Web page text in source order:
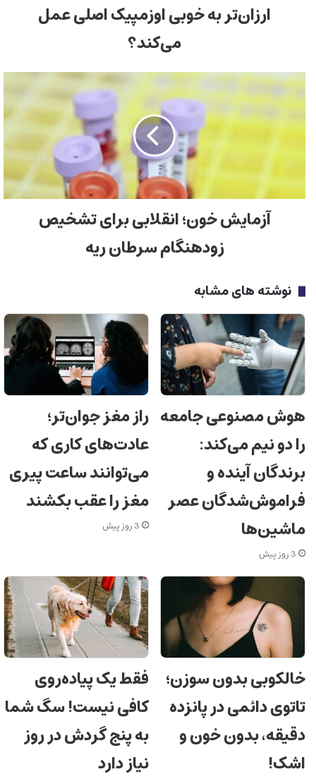
ارزان‌تر به خوبی اوزمپیک اصلی عمل
می‌کند؟
آزمایش خون؛ انقلابی برای تشخیص
زودهنگام سرطان ریه
نوشته های مشابه
هوش مصنوعی جامعه
را دو نیم می‌کند:
برندگان آینده و
فراموش‌شدگان عصر
ماشین‌ها
3 روز پیش
راز مغز جوان‌تر؛
عادت‌های کاری که
می‌توانند ساعت پیری
مغز را عقب بکشند
3 روز پیش
خالکوبی بدون سوزن؛
تاتوی دائمی در پانزده
دقیقه، بدون خون و
اشک!
فقط یک پیاده‌روی
کافی نیست! سگ شما
به پنج گردش در روز
نیاز دارد